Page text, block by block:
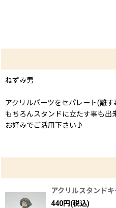
ねずみ男
アクリルパーツをセパレート(離す
もちろんスタンドに立たす事も出
お好みでご活用下さい♪
アクリルスタンド
440円(税込)